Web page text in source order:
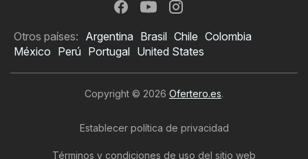
Otros países: Argentina Brasil Chile Colombia
México Perú Portugal United States
Copyright © 2026 Ofertero.es.
Establecer política de privacidad
Términos y condiciones de uso del sitio web